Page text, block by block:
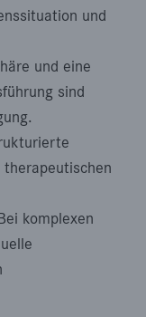
und
und eine
sind
komplexen